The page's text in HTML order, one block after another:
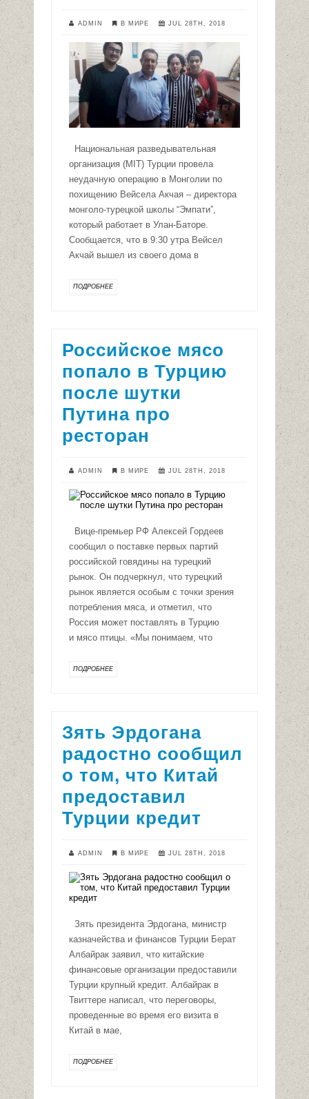
ADMIN В МИРЕ JUL 28TH, 2018
Национальная разведывательная
организация (MIT) Турции провела
неудачную операцию в Монголии по
похищению Вейсела Акчая – директора
монголо-турецкой школы “Эмпати”,
который работает в Улан-Баторе.
Сообщается, что в 9:30 утра Вейсел
Акчай вышел из своего дома в
ПОДРОБНЕЕ
Российское мясо
попало в Турцию
после шутки
Путина про
ресторан
ADMIN В МИРЕ JUL 28TH, 2018
Вице-премьер РФ Алексей Гордеев
сообщил о поставке первых партий
российской говядины на турецкий
рынок. Он подчеркнул, что турецкий
рынок является особым с точки зрения
потребления мяса, и отметил, что
Россия может поставлять в Турцию
и мясо птицы. «Мы понимаем, что
ПОДРОБНЕЕ
Зять Эрдогана
радостно сообщил
о том, что Китай
предоставил
Турции кредит
ADMIN В МИРЕ JUL 28TH, 2018
Зять президента Эрдогана, министр
казначейства и финансов Турции Берат
Албайрак заявил, что китайские
финансовые организации предоставили
Турции крупный кредит. Албайрак в
Твиттере написал, что переговоры,
проведенные во время его визита в
Китай в мае,
ПОДРОБНЕЕ